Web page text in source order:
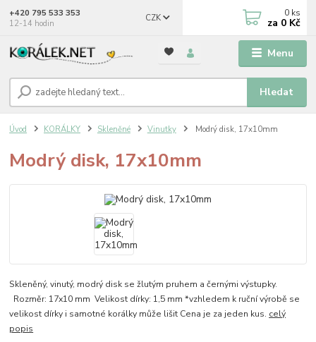
Menu
CZK
Hledat
+420 795 533 353
12-14 hodin
0 ks
za 0 Kč
Úvod KORÁLKY Skleněné Vinutky Modrý disk, 17x10mm
Modrý disk, 17x10mm
Skleněný, vinutý, modrý disk se žlutým pruhem a černými výstupky.
Rozměr: 17x10 mm Velikost dírky: 1,5 mm *vzhledem k ruční výrobě se
velikost dírky i samotné korálky může lišit Cena je za jeden kus. celý
popis